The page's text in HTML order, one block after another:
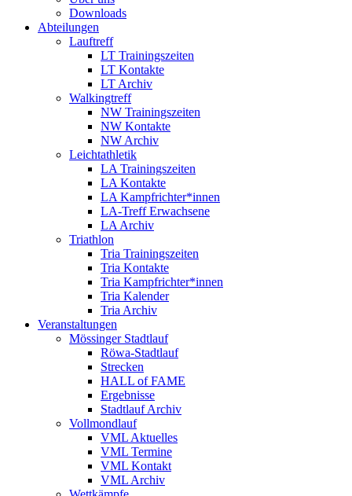
Downloads
Abteilungen
Lauftreff
LT Trainingszeiten
LT Kontakte
LT Archiv
Walkingtreff
NW Trainingszeiten
NW Kontakte
NW Archiv
Leichtathletik
LA Trainingszeiten
LA Kontakte
LA Kampfrichter*innen
LA-Treff Erwachsene
LA Archiv
Triathlon
Tria Trainingszeiten
Tria Kontakte
Tria Kampfrichter*innen
Tria Kalender
Tria Archiv
Veranstaltungen
Mössinger Stadtlauf
Röwa-Stadtlauf
Strecken
HALL of FAME
Ergebnisse
Stadtlauf Archiv
Vollmondlauf
VML Aktuelles
VML Termine
VML Kontakt
VML Archiv